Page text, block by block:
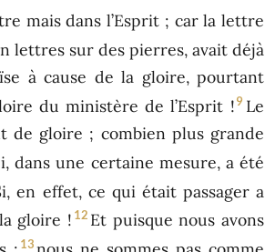
mais dans l’Esprit ; car la lettre
lettres sur des pierres, avait déjà
à cause de la gloire, pourtant
du ministère de l’Esprit !9 Le
de gloire ; combien plus grande
dans une certaine mesure, a été
en effet, ce qui était passager a
gloire ! 12 Et puisque nous avons
13